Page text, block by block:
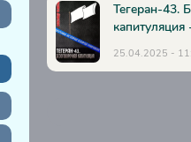
27
28
29
Тегеран-43.
25.04.2025 -